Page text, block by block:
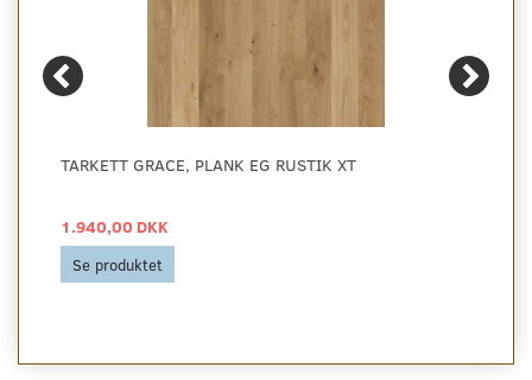
TARKETT GRACE, PLANK EG RUSTIK XT
1.940,00 DKK
Se produktet